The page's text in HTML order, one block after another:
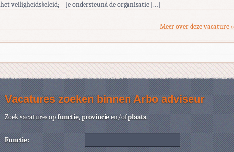
het veiligheidsbeleid; – Je ondersteund de organisatie […]
Meer over deze vacature »
Vacatures zoeken binnen Arbo adviseur
Zoek vacatures opfunctie,provincieen/ofplaats.
Functie: